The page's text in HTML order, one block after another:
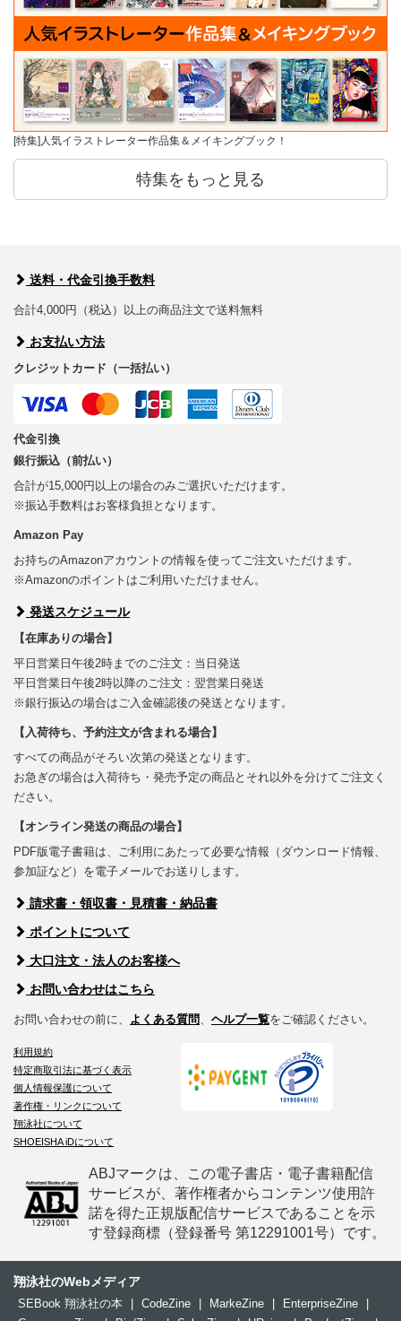
[特集]人気イラストレーター作品集＆メイキングブック！
特集をもっと見る
送料・代金引換手数料
合計4,000円（税込）以上の商品注文で送料無料
お支払い方法
クレジットカード（一括払い）
代金引換
銀行振込（前払い）
合計が15,000円以上の場合のみご選択いただけます。
※振込手数料はお客様負担となります。
Amazon Pay
お持ちのAmazonアカウントの情報を使ってご注文いただけます。
※Amazonのポイントはご利用いただけません。
発送スケジュール
【在庫ありの場合】
平日営業日午後2時までのご注文：当日発送
平日営業日午後2時以降のご注文：翌営業日発送
※銀行振込の場合はご入金確認後の発送となります。
【入荷待ち、予約注文が含まれる場合】
すべての商品がそろい次第の発送となります。
お急ぎの場合は入荷待ち・発売予定の商品とそれ以外を分けてご注文く
ださい。
【オンライン発送の商品の場合】
PDF版電子書籍は、ご利用にあたって必要な情報（ダウンロード情報、
参加証など）を電子メールでお送りします。
請求書・領収書・見積書・納品書
ポイントについて
大口注文・法人のお客様へ
お問い合わせはこちら
お問い合わせの前に、 よくある質問、 ヘルプ一覧をご確認ください。
利用規約
特定商取引法に基づく表示
個人情報保護について
著作権・リンクについて
翔泳社について
SHOEISHA iDについて
ABJマークは、この電子書店・電子書籍配信
サービスが、著作権者からコンテンツ使用許
諾を得た正規版配信サービスであることを示
す登録商標（登録番号 第12291001号）です。
翔泳社のWebメディア
SEBook 翔泳社の本 CodeZine MarkeZine EnterpriseZine